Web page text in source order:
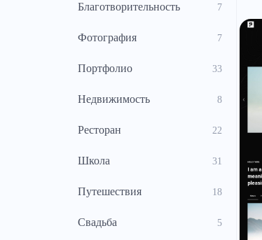
Благотворительность 7
Фотография 7
Портфолио 33
Недвижимость 8
Ресторан 22
Школа 31
Путешествия 18
Свадьба 5